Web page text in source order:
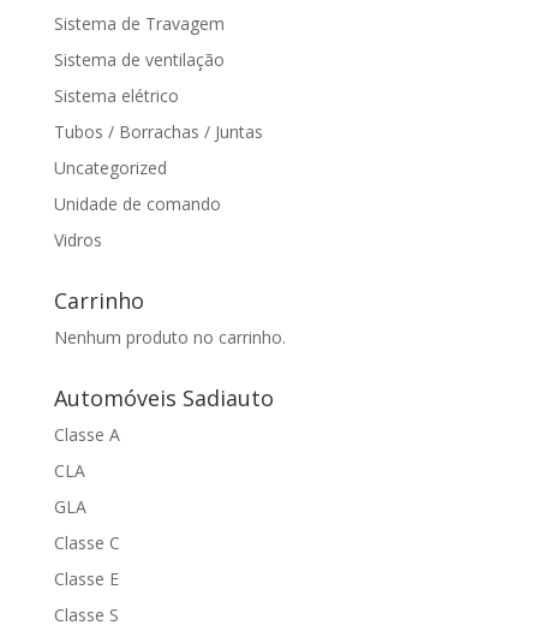
Sistema de Travagem
Sistema de ventilação
Sistema elétrico
Tubos / Borrachas / Juntas
Uncategorized
Unidade de comando
Vidros
Carrinho
Nenhum produto no carrinho.
Automóveis Sadiauto
Classe A
CLA
GLA
Classe C
Classe E
Classe S